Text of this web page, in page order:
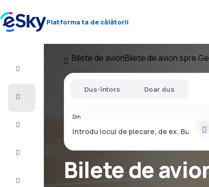
Platforma ta de călătorii
Bilete de avionBilete de avion spre
Bilete de
Dus-întors Doar dus
Din